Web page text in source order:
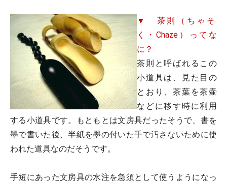
▼ 茶則（ちゃそ
く・Chaze）ってな
に？
茶則と呼ばれるこの
小道具は、見た目の
とおり、茶葉を茶壷
などに移す時に利用
する小道具です。もともとは文房具だったそうで、書を
墨で書いた後、半紙を墨の付いた手で汚さないために使
われた道具なのだそうです。
手短にあった文房具の水注を急須として使うようになっ